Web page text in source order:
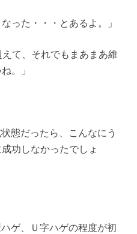
った・・・とあるよ。」
て、それでもまあまあ維
。」
態だったら、こんなにう
功しなかったでしょ
ゲ、Ｕ字ハゲの程度が初